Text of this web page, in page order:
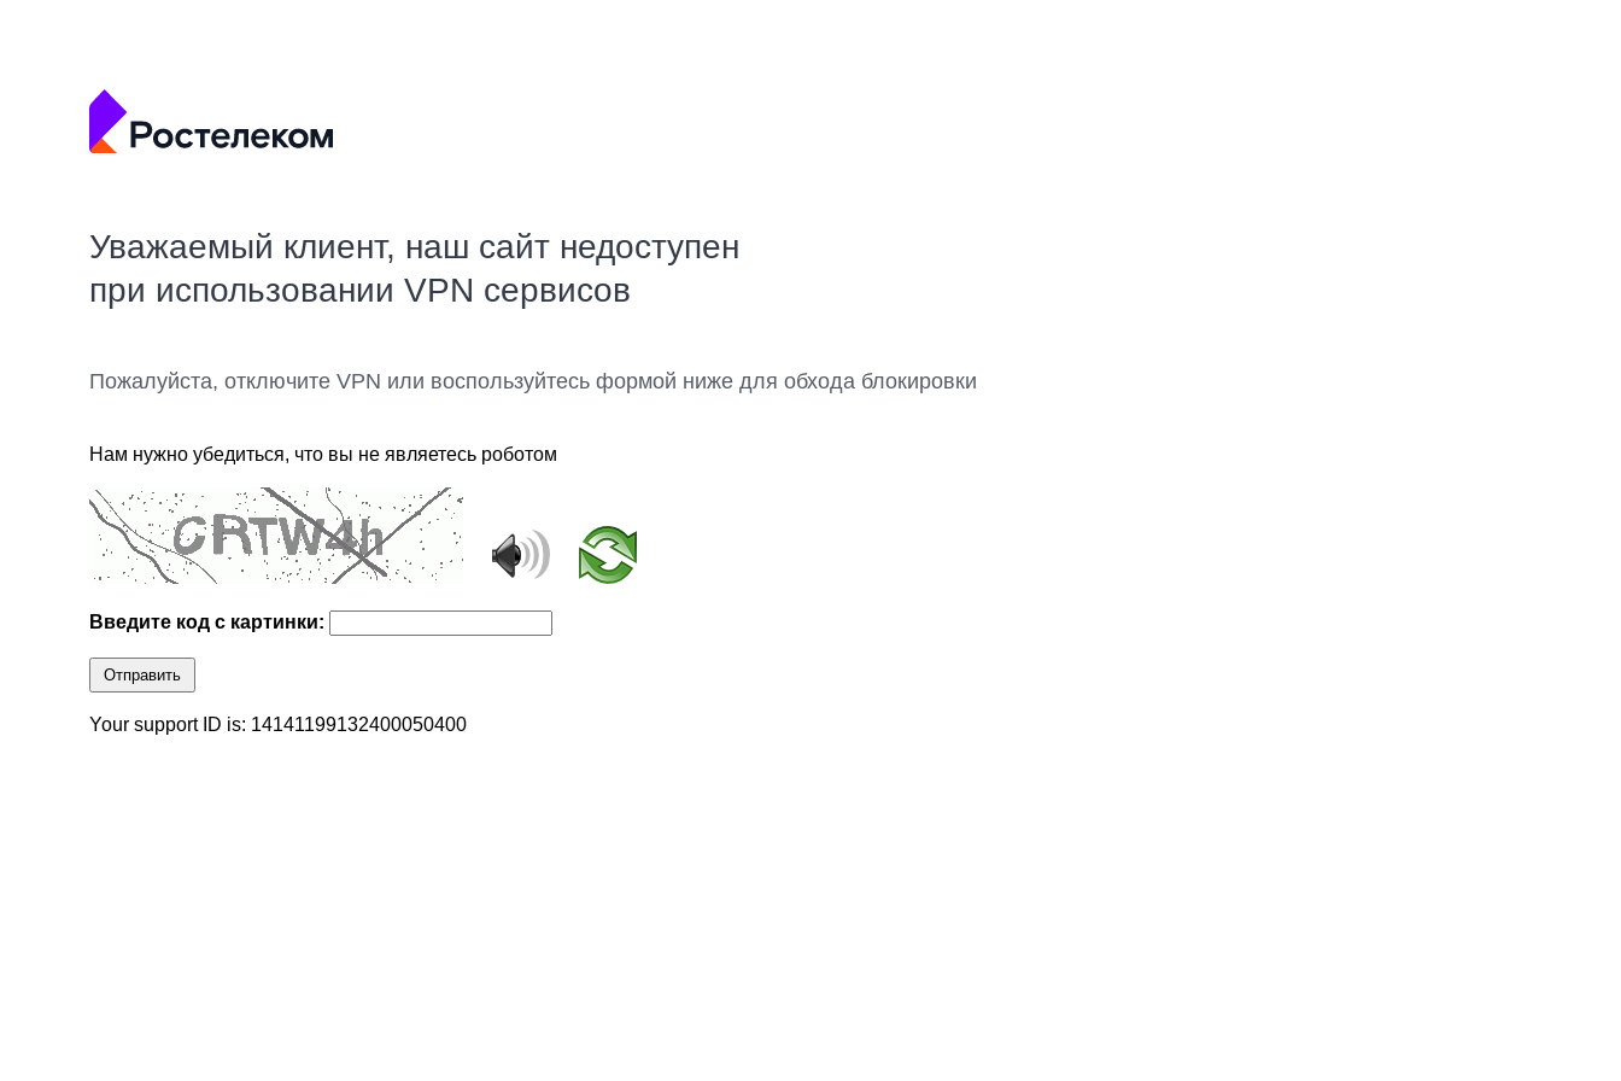
Уважаемый клиент, наш сайт недоступен
при использовании VPN сервисов
Пожалуйста, отключите VPN или воспользуйтесь формой ниже для обхода блокировки
Нам нужно убедиться, что вы не являетесь роботом
Введите код с картинки:
Отправить
Your support ID is: 14141199132400050400